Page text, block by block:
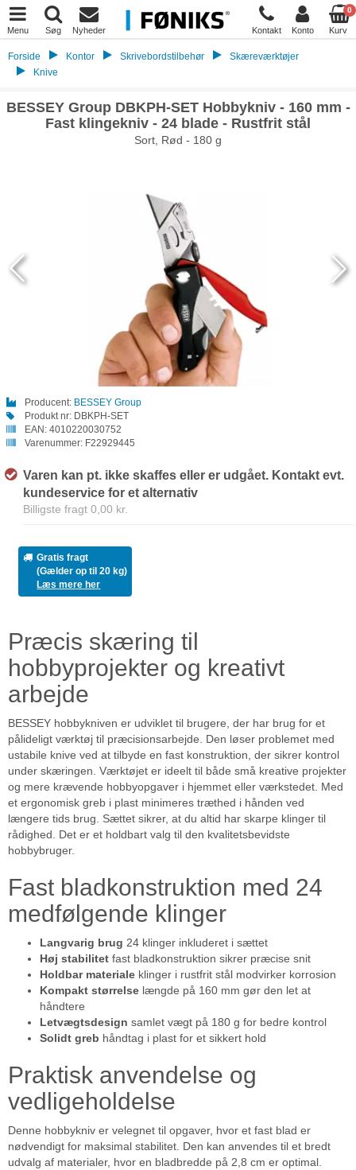
Menu Søg Nyheder Kontakt Konto
0
Kurv
Forside Kontor Skrivebordstilbehør
Skæreværktøjer
Knive
BESSEY Group DBKPH-SET Hobbykniv - 160 mm -
Fast klingekniv - 24 blade - Rustfrit stål
Sort, Rød - 180 g
Producent: BESSEY Group
Produkt nr: DBKPH-SET
EAN: 4010220030752
Varenummer: F22929445
Varen kan pt. ikke skaffes eller er udgået. Kontakt evt.
kundeservice for et alternativ
Billigste fragt 0,00 kr.
Gratis fragt
(Gælder op til 20 kg)
Læs mere her
Præcis skæring til
hobbyprojekter og kreativt
arbejde
BESSEY hobbykniven er udviklet til brugere, der har brug for et
pålideligt værktøj til præcisionsarbejde. Den løser problemet med
ustabile knive ved at tilbyde en fast konstruktion, der sikrer kontrol
under skæringen. Værktøjet er ideelt til både små kreative projekter
og mere krævende hobbyopgaver i hjemmet eller værkstedet. Med
et ergonomisk greb i plast minimeres træthed i hånden ved
længere tids brug. Sættet sikrer, at du altid har skarpe klinger til
rådighed. Det er et holdbart valg til den kvalitetsbevidste
hobbybruger.
Fast bladkonstruktion med 24
medfølgende klinger
Langvarig brug 24 klinger inkluderet i sættet
Høj stabilitet fast bladkonstruktion sikrer præcise snit
Holdbar materiale klinger i rustfrit stål modvirker korrosion
Kompakt størrelse længde på 160 mm gør den let at
håndtere
Letvægtsdesign samlet vægt på 180 g for bedre kontrol
Solidt greb håndtag i plast for et sikkert hold
Praktisk anvendelse og
vedligeholdelse
Denne hobbykniv er velegnet til opgaver, hvor et fast blad er
nødvendigt for maksimal stabilitet. Den kan anvendes til et bredt
udvalg af materialer, hvor en bladbredde på 2,8 cm er optimal.